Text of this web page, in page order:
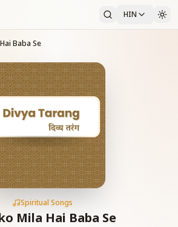
HIN
Baba Se
Spiritual Songs
Mila Hai Baba Se